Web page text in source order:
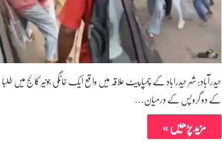
حیدرآباد: شہر حیدراباد کے چمپا پیٹ علاقہ میں واقع ایک خانگی جونیر کالج میں طلبا
کے دو گروپس کے درمیان…
مزید پڑھیں »